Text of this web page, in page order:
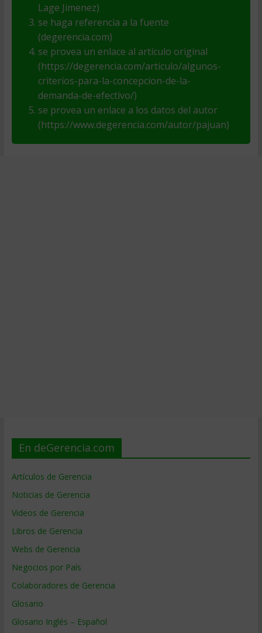
Lage Jimenez)
se haga referencia a la fuente
(degerencia.com)
se provea un enlace al artículo original
(https://degerencia.com/articulo/algunos-
criterios-para-la-concepcion-de-la-
demanda-de-efectivo/)
se provea un enlace a los datos del autor
(https://www.degerencia.com/autor/pajuan)
En deGerencia.com
Artículos de Gerencia
Noticias de Gerencia
Videos de Gerencia
Libros de Gerencia
Webs de Gerencia
Negocios por País
Colaboradores de Gerencia
Glosario
Glosario Inglés – Español